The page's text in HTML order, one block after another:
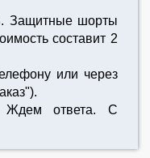
Защитные шорты
составит 2
или через
Ждем ответа. С